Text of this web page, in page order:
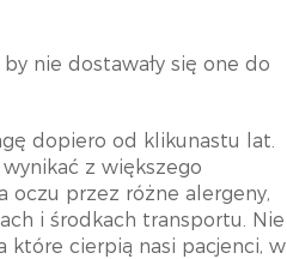
nie dostawały się one do
dopiero od klikunastu lat.
z większego
oczu przez różne alergeny,
i środkach transportu. Nie
które cierpią nasi pacjenci, w